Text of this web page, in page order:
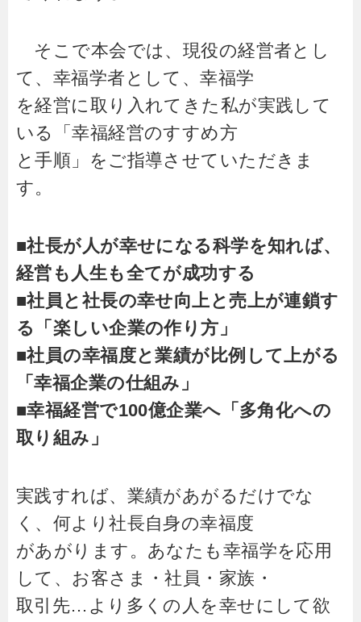
そこで本会では、現役の経営者とし
て、幸福学者として、幸福学
を経営に取り入れてきた私が実践して
いる「幸福経営のすすめ方
と手順」をご指導させていただきま
す。
■社長が人が幸せになる科学を知れば、
経営も人生も全てが成功する
■社員と社長の幸せ向上と売上が連鎖す
る「楽しい企業の作り方」
■社員の幸福度と業績が比例して上がる
「幸福企業の仕組み」
■幸福経営で100億企業へ「多角化への
取り組み」
実践すれば、業績があがるだけでな
く、何より社長自身の幸福度
があがります。あなたも幸福学を応用
して、お客さま・社員・家族・
取引先…より多くの人を幸せにして欲